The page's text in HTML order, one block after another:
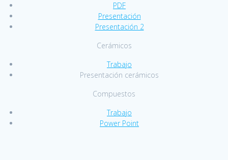
PDF
Presentación
Presentación 2
Cerámicos
Trabajo
Presentación cerámicos
Compuestos
Trabajo
Power Point